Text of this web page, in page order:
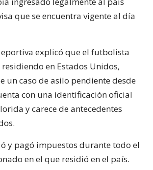
que se encuentra vigente al día
explicó que el futbolista
en Estados Unidos,
un caso de asilo pendiente desde
con una identificación oficial
y carece de antecedentes
y pagó impuestos durante todo el
en el que residió en el país.